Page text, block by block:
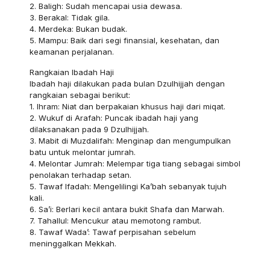
2. Baligh: Sudah mencapai usia dewasa.
3. Berakal: Tidak gila.
4. Merdeka: Bukan budak.
5. Mampu: Baik dari segi finansial, kesehatan, dan
keamanan perjalanan.
Rangkaian Ibadah Haji
Ibadah haji dilakukan pada bulan Dzulhijjah dengan
rangkaian sebagai berikut:
1. Ihram: Niat dan berpakaian khusus haji dari miqat.
2. Wukuf di Arafah: Puncak ibadah haji yang
dilaksanakan pada 9 Dzulhijjah.
3. Mabit di Muzdalifah: Menginap dan mengumpulkan
batu untuk melontar jumrah.
4. Melontar Jumrah: Melempar tiga tiang sebagai simbol
penolakan terhadap setan.
5. Tawaf Ifadah: Mengelilingi Ka’bah sebanyak tujuh
kali.
6. Sa’i: Berlari kecil antara bukit Shafa dan Marwah.
7. Tahallul: Mencukur atau memotong rambut.
8. Tawaf Wada’: Tawaf perpisahan sebelum
meninggalkan Mekkah.